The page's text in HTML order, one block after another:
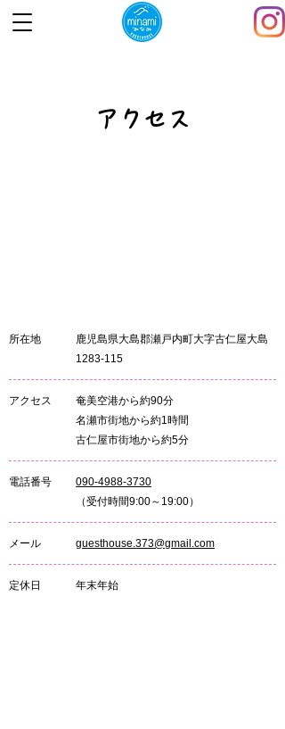
アクセス
所在地
鹿児島県大島郡瀬戸内町大字古仁屋大島
1283-115
アクセス
奄美空港から約90分
名瀬市街地から約1時間
​古仁屋市街地から約5分
電話番号
090-4988-3730
（受付時間9:00～19:00）
メール guesthouse.373@gmail.com
​定休日 年末年始